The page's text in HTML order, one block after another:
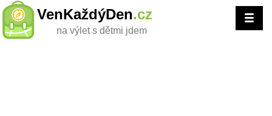
VenKaždýDen.cz
na výlet s dětmi jdem